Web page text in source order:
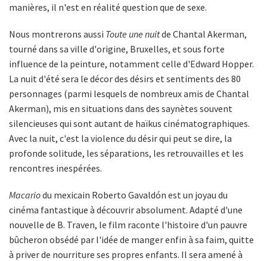
manières, il n'est en réalité question que de sexe.
Nous montrerons aussi Toute une nuitde Chantal Akerman,
tourné dans sa ville d'origine, Bruxelles, et sous forte
influence de la peinture, notamment celle d'Edward Hopper.
La nuit d'été sera le décor des désirs et sentiments des 80
personnages (parmi lesquels de nombreux amis de Chantal
Akerman), mis en situations dans des saynètes souvent
silencieuses qui sont autant de haïkus cinématographiques.
Avec la nuit, c'est la violence du désir qui peut se dire, la
profonde solitude, les séparations, les retrouvailles et les
rencontres inespérées.
Macariodu mexicain Roberto Gavaldón est un joyau du
cinéma fantastique à découvrir absolument. Adapté d'une
nouvelle de B. Traven, le film raconte l'histoire d'un pauvre
bûcheron obsédé par l'idée de manger enfin à sa faim, quitte
à priver de nourriture ses propres enfants. Il sera amené à